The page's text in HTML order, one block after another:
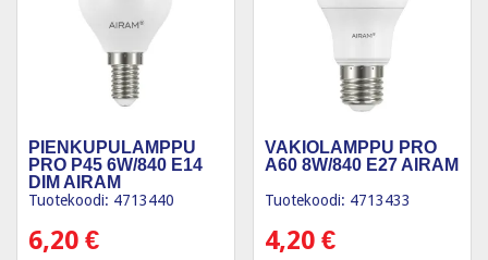
PIENKUPULAMPPU
PRO P45 6W/840 E14
DIM AIRAM
Tuotekoodi: 4713440
6,20 €
VAKIOLAMPPU PRO
A60 8W/840 E27 AIRAM
Tuotekoodi: 4713433
4,20€